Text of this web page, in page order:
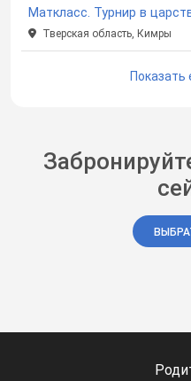
Маткласс. Турнир в
Тверская область, Кимры
Показать